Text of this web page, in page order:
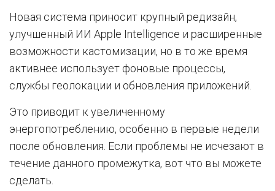
Новая система приносит крупный редизайн,
улучшенный ИИ Apple Intelligence и расширенные
возможности кастомизации, но в то же время
активнее использует фоновые процессы,
службы геолокации и обновления приложений.
Это приводит к увеличенному
энергопотреблению, особенно в первые недели
после обновления. Если проблемы не исчезают в
течение данного промежутка, вот что вы можете
сделать.